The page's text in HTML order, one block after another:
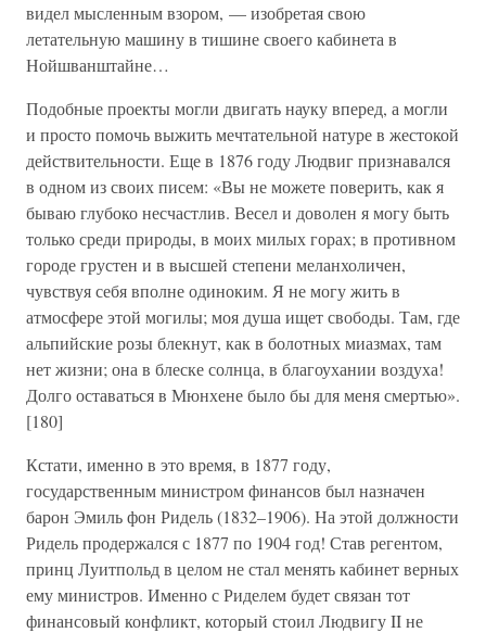
видел мысленным взором, — изобретая свою
летательную машину в тишине своего кабинета в
Нойшванштайне…
Подобные проекты могли двигать науку вперед, а могли
и просто помочь выжить мечтательной натуре в жестокой
действительности. Еще в 1876 году Людвиг признавался
в одном из своих писем: «Вы не можете поверить, как я
бываю глубоко несчастлив. Весел и доволен я могу быть
только среди природы, в моих милых горах; в противном
городе грустен и в высшей степени меланхоличен,
чувствуя себя вполне одиноким. Я не могу жить в
атмосфере этой могилы; моя душа ищет свободы. Там, где
альпийские розы блекнут, как в болотных миазмах, там
нет жизни; она в блеске солнца, в благоухании воздуха!
Долго оставаться в Мюнхене было бы для меня смертью».
[180]
Кстати, именно в это время, в 1877 году,
государственным министром финансов был назначен
барон Эмиль фон Ридель (1832–1906). На этой должности
Ридель продержался с 1877 по 1904 год! Став регентом,
принц Луитпольд в целом не стал менять кабинет верных
ему министров. Именно с Риделем будет связан тот
финансовый конфликт, который стоил Людвигу II не